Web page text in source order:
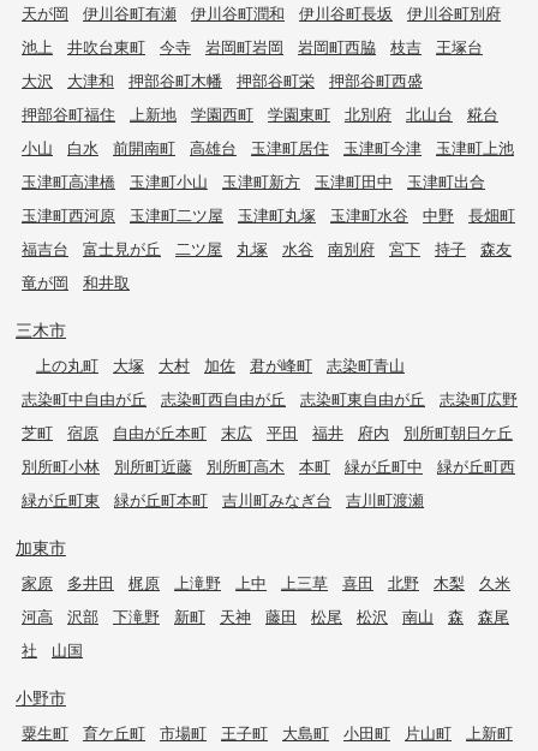
天が岡 伊川谷町有瀬 伊川谷町潤和 伊川谷町長坂
伊川谷町別府
池上
井吹台東町 今寺 岩岡町岩岡 岩岡町西脇 枝吉
王塚台
大沢
大津和 押部谷町木幡 押部谷町栄
押部谷町西盛
押部谷町福住
上新地 学園西町 学園東町 北別府 北山台
糀台
小山
白水 前開南町 高雄台 玉津町居住 玉津町今津
玉津町上池
玉津町高津橋
玉津町小山 玉津町新方 玉津町田中
玉津町出合
玉津町西河原
玉津町二ツ屋 玉津町丸塚 玉津町水谷 中野
長畑町
福吉台
富士見が丘 二ツ屋 丸塚 水谷 南別府 宮下 持子
森友
竜が岡
和井取
三木市
上の丸町 大塚 大村 加佐 君が峰町
志染町青山
志染町中自由が丘
志染町西自由が丘 志染町東自由が丘
志染町広野
芝町
宿原 自由が丘本町 末広 平田 福井 府内
別所町朝日ケ丘
別所町小林
別所町近藤 別所町高木 本町 緑が丘町中
緑が丘町西
緑が丘町東
緑が丘町本町 吉川町みなぎ台 吉川町渡瀬
加東市
家原 多井田 梶原 上滝野 上中 上三草 喜田 北野 木梨
久米
河高
沢部 下滝野 新町 天神 藤田 松尾 松沢 南山 森
森尾
社
山国
小野市
粟生町 育ケ丘町 市場町 王子町 大島町 小田町 片山町
上新町